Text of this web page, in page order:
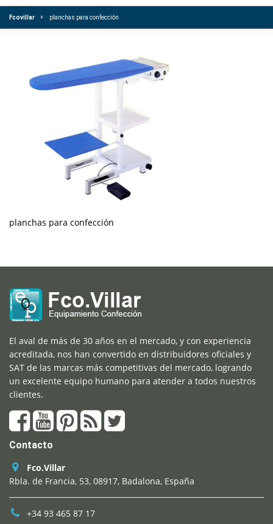
Fcovillar planchas para confección
planchas para confección
El aval de más de 30 años en el mercado, y con experiencia
acreditada, nos han convertido en distribuidores oficiales y
SAT de las marcas más competitivas del mercado, logrando
un excelente equipo humano para atender a todos nuestros
clientes.
Contacto
Fco.Villar
Rbla. de Francia, 53, 08917, Badalona, España
+34 93 465 87 17